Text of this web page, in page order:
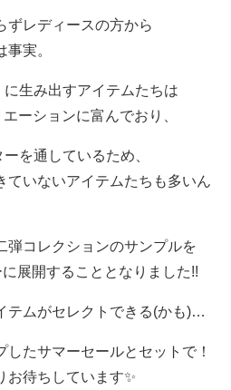
ずレディースの方から
実。
生み出すアイテムたちは
ーションに富んでおり、
を通しているため、
ていないアイテムたちも多いん
弾コレクションのサンプルを
展開することとなりました!!
テムがセレクトできる(かも)…
たサマーセールとセットで！
お待ちしています✨